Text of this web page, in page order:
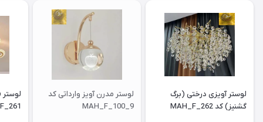
لوستر آویزی درختی (برگ
گشنیز) کد MAH_F_262
لوستر مدرن آویز وارداتی کد
MAH_F_100_9